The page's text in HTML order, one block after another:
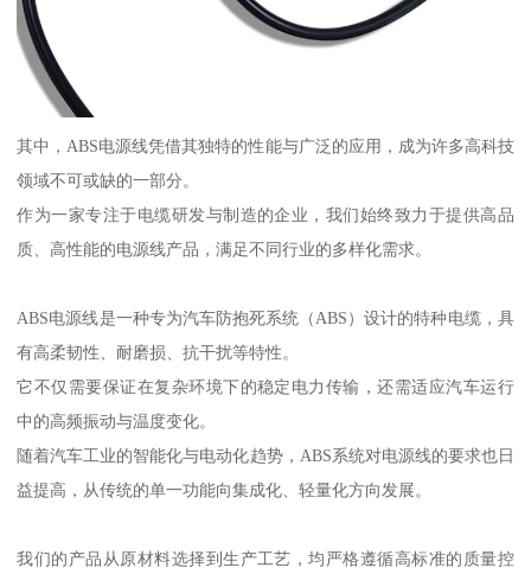
其中，ABS电源线凭借其独特的性能与广泛的应用，成为许多高科技
领域不可或缺的一部分。
作为一家专注于电缆研发与制造的企业，我们始终致力于提供高品
质、高性能的电源线产品，满足不同行业的多样化需求。
ABS电源线是一种专为汽车防抱死系统（ABS）设计的特种电缆，具
有高柔韧性、耐磨损、抗干扰等特性。
它不仅需要保证在复杂环境下的稳定电力传输，还需适应汽车运行
中的高频振动与温度变化。
随着汽车工业的智能化与电动化趋势，ABS系统对电源线的要求也日
益提高，从传统的单一功能向集成化、轻量化方向发展。
我们的产品从原材料选择到生产工艺，均严格遵循高标准的质量控